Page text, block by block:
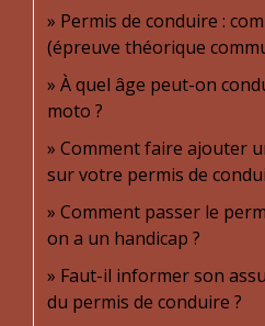
Permis de conduire :
(épreuve théorique
À quel âge peut-on
moto ?
Comment faire ajouter
sur votre permis de
Comment passer le
on a un handicap ?
Faut-il informer son
du permis de conduire ?